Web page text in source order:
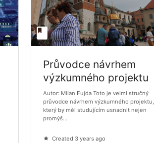
Průvodce návrhem
výzkumného projektu
Autor: Milan Fujda Toto je velmi stručný
průvodce návrhem výzkumného projektu,
který by měl studujícím usnadnit nejen
promýš...
Created 3 years ago